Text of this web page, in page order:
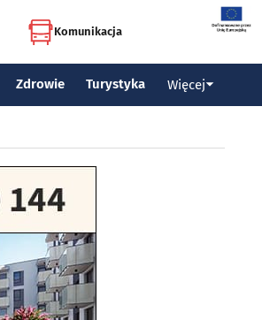
Komunikacja
Zdrowie Turystyka Więcej